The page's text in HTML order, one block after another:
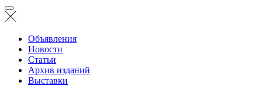
Объявления
Новости
Статьи
Архив изданий
Выставки